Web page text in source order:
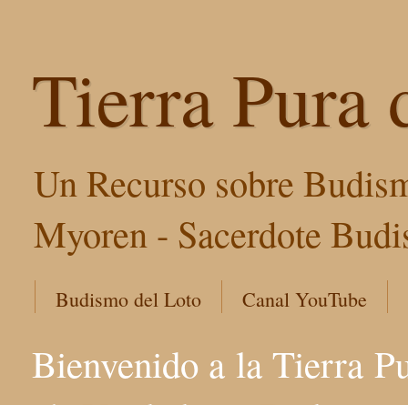
Tierra Pura
Un Recurso sobre
Myoren - Sacerdote
Budismo del Loto Canal YouTube
Bienvenido a la Tierra